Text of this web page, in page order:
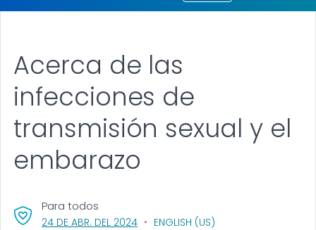
Acerca de las
infecciones de
transmisión sexual y el
embarazo
24 DE ABR. DEL 2024, VISIT LINK FOR DETAILS.
ENGLISH (US)
Para todos